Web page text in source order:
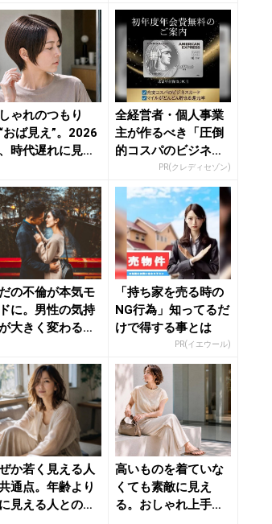
...
ゃれのつもり
おば見え”。2026
時代遅れに見ら
...
全経営者・個人事業
主が作るべき「圧倒
的コスパのビジネス
カード」PR(クレディセゾン)
の不倫が本気モ
に。男性の気持
大きく変わる
ー...
「持ち家を売る時の
NG行為」知ってるだ
けで得する事とは
PR(イエウール)
か若く見える人
通点。年齢より
見える人との差
高いものを着ていな
くても素敵に見え
る。おしゃれ上手な